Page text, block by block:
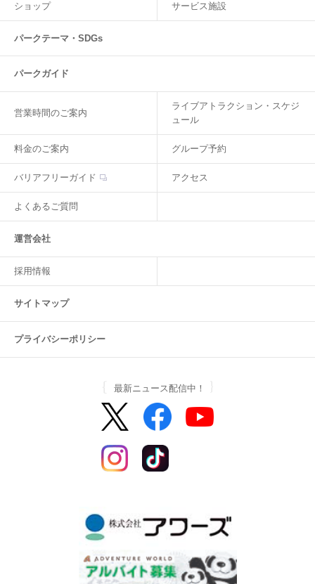
ショップ サービス施設
パークテーマ・SDGs
パークガイド
営業時間のご案内
ライブアトラクション・スケジ
ュール
料金のご案内 グループ予約
バリアフリーガイド アクセス
よくあるご質問
運営会社
採用情報
サイトマップ
プライバシーポリシー
最新ニュース配信中！